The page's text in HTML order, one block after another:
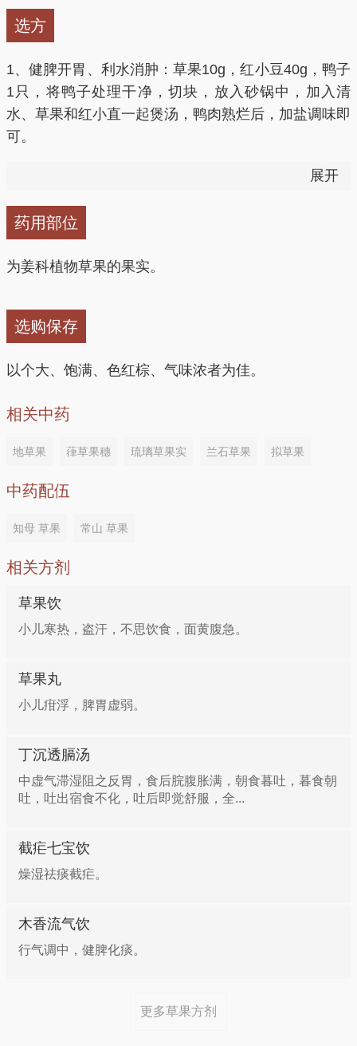
选方
1、健脾开胃、利水消肿：草果10g，红小豆40g，鸭子
1只，将鸭子处理干净，切块，放入砂锅中，加入清
水、草果和红小直一起煲汤，鸭肉熟烂后，加盐调味即
可。
2、治脾痛胀满：草果10g，白酒100ml。酒煎去渣，趁
热服。
5g，将前4味中药培干研成细末，装入瓷罐中，加入樟
4、治肠胃冷热不和、下痢赤白、泄泻、便血：草果、
甘草、地榆、枳壳各等分。将以上4味中药研成粗末。
果、附子各等分。将以上中药研成细末。每服15克，
展开
药用部位
为姜科植物草果的果实。
选购保存
以个大、饱满、色红棕、气味浓者为佳。
相关中药
地草果 葎草果穗 琉璃草果实 兰石草果 拟草果
中药配伍
知母 草果 常山 草果
相关方剂
草果饮
小儿寒热，盗汗，不思饮食，面黄腹急。
草果丸
小儿疳浮，脾胃虚弱。
丁沉透膈汤
中虚气滞湿阻之反胃，食后脘腹胀满，朝食暮吐，暮食朝
吐，吐出宿食不化，吐后即觉舒服，全...
截疟七宝饮
燥湿祛痰截疟。
木香流气饮
行气调中，健脾化痰。
更多草果方剂